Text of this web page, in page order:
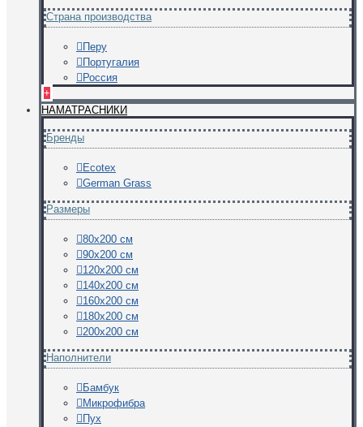
Страна производства
Перу
Португалия
Россия
+
НАМАТРАСНИКИ
Бренды
Ecotex
German Grass
Размеры
80х200 см
90х200 см
120х200 см
140х200 см
160х200 см
180х200 см
200х200 см
Наполнители
Бамбук
Микрофибра
Пух